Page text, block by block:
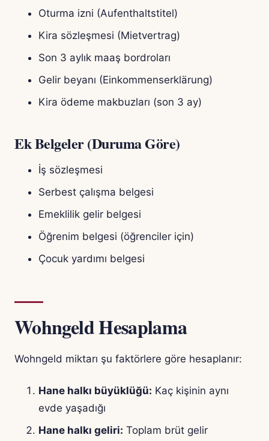
Oturma izni (Aufenthaltstitel)
Kira sözleşmesi (Mietvertrag)
Son 3 aylık maaş bordroları
Gelir beyanı (Einkommenserklärung)
Kira ödeme makbuzları (son 3 ay)
Ek Belgeler (Duruma Göre)
İş sözleşmesi
Serbest çalışma belgesi
Emeklilik gelir belgesi
Öğrenim belgesi (öğrenciler için)
Çocuk yardımı belgesi
Wohngeld Hesaplama
Wohngeld miktarı şu faktörlere göre hesaplanır:
Hane halkı büyüklüğü: Kaç kişinin aynı
evde yaşadığı
Hane halkı geliri: Toplam brüt gelir